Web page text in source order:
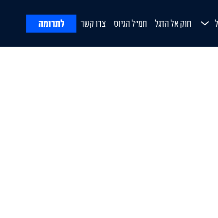
Open Submenu
חוק אל הדגל חמ"ל הגיוס צרו קשר לתרומה